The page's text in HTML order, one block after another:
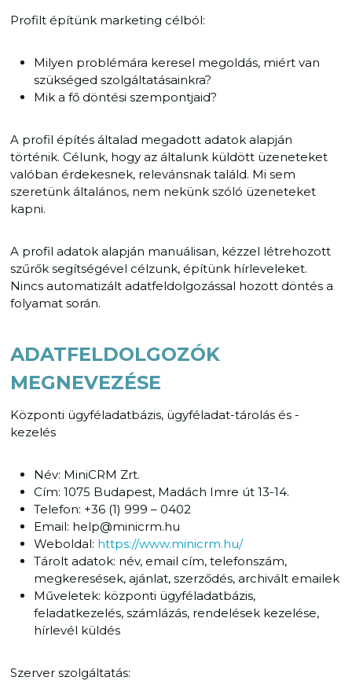
Profilt építünk marketing célból:
Milyen problémára keresel megoldás, miért van
szükséged szolgáltatásainkra?
Mik a fő döntési szempontjaid?
A profil építés általad megadott adatok alapján
történik. Célunk, hogy az általunk küldött üzeneteket
valóban érdekesnek, relevánsnak találd. Mi sem
szeretünk általános, nem nekünk szóló üzeneteket
kapni.
A profil adatok alapján manuálisan, kézzel létrehozott
szűrők segítségével célzunk, építünk hírleveleket.
Nincs automatizált adatfeldolgozással hozott döntés a
folyamat során.
ADATFELDOLGOZÓK
MEGNEVEZÉSE
Központi ügyféladatbázis, ügyféladat-tárolás és -
kezelés
Név: MiniCRM Zrt.
Cím: 1075 Budapest, Madách Imre út 13-14.
Telefon: +36 (1) 999 – 0402
Email: help@minicrm.hu
Weboldal: https://www.minicrm.hu/
Tárolt adatok: név, email cím, telefonszám,
megkeresések, ajánlat, szerződés, archivált emailek
Műveletek: központi ügyféladatbázis,
feladatkezelés, számlázás, rendelések kezelése,
hírlevél küldés
Szerver szolgáltatás: